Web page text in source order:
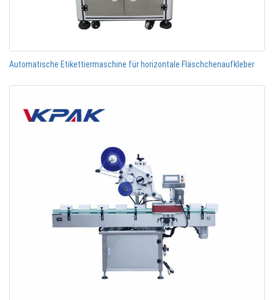
Automatische Etikettiermaschine für horizontale Fläschchenaufkleber